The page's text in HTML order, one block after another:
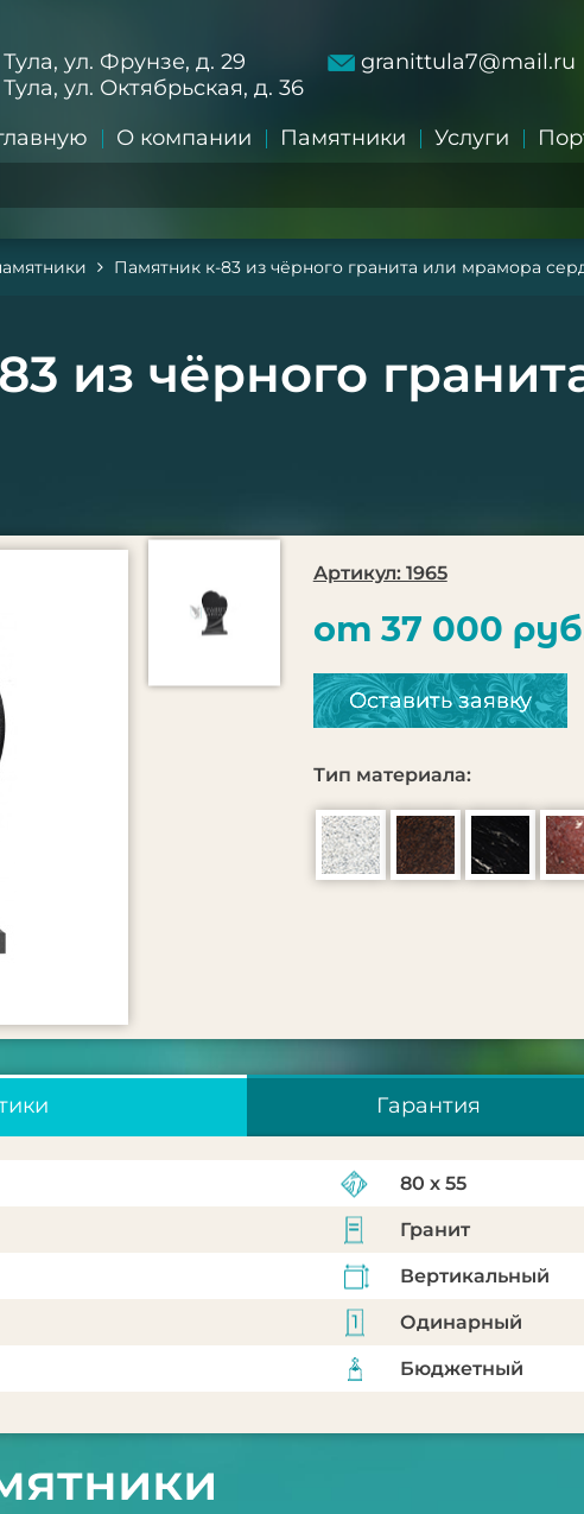
Тула, ул. Фрунзе, д. 29
Тула, ул. Октябрьская, д. 36
granittula7@mail.ru
О компании Памятники Услуги
Памятник к-83 из чёрного гранита или мрамора
из чёрного
Артикул: 1965
от 37 000
Оставить заявку
Тип материала:
Гарантия
80 х 55
Гранит
Вертикальный
Одинарный
Бюджетный